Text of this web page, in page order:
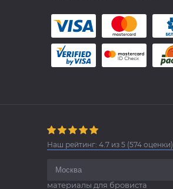
Наш рейтинг: 4.7из 5(574оценки)
материалы для бровиста